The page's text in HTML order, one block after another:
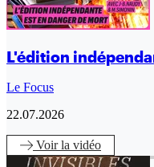
L'édition
Le Focus
22.07.2026
Voirla vidéo